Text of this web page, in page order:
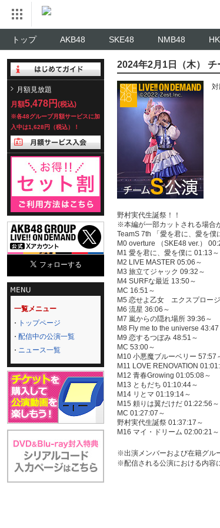
トップ AKB48 SKE48 NMB48
月額見放題
月額5,478円 (税込)
※各48グループ月額サービスに加
入中は1,628円（税込）！
一覧メニュー
トップページ
配信中の公演一覧
ニュース一覧
2024年2月1日（木）
対
野村実代生誕祭！！
※本編が一部カットされる場合
TeamS 7th 「愛を君に、愛を僕
M0 overture （SKE48 ver.）
M1 愛を君に、愛を僕に 01:13～
M2 LIVE MASTER 05:06～
M3 旅立てジャック 09:32～
M4 SURFな最近 13:50～
MC 16:51～
M5 恋せよ乙女 エクスプロー
M6 流星 36:06～
M7 嵐からの隠れ場所 39:36～
M8 Fly me to the universe 43:47
M9 恋するつぼみ 48:51～
MC 53:00～
M10 小悪魔ブルーベリー 57:57
M11 LOVE RENOVATION
M12 青春Growing 01:05:08～
M13 ともだち 01:10:44～
M14 リとマ 01:19:14～
M15 頼りは翼だけだ 01:22:56～
MC 01:27:07～
野村実代生誕祭 01:37:17～
M16 マイ・ドリーム 02:00:21～
※出演メンバーおよび在籍グル
※配信される公演における内容